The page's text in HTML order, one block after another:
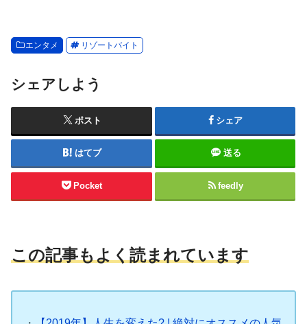
エンタメ リゾートバイト
シェアしよう
ポスト シェア
はてブ 送る
Pocket feedly
この記事もよく読まれています